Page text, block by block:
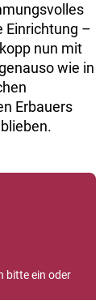
Einrichtung –
nun mit
wie in
Erbauers
bitte ein oder